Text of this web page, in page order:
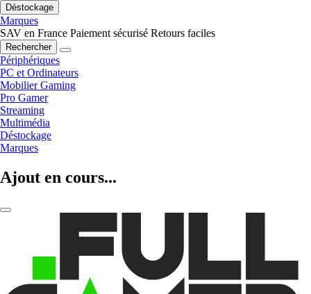
Déstockage
Marques
SAV en France Paiement sécurisé Retours faciles
Rechercher
Périphériques
PC et Ordinateurs
Mobilier Gaming
Pro Gamer
Streaming
Multimédia
Déstockage
Marques
Ajout en cours...